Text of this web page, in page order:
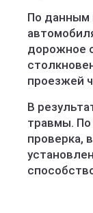
По данным
дорожное
проезжей
В
травмы. По
проверка,